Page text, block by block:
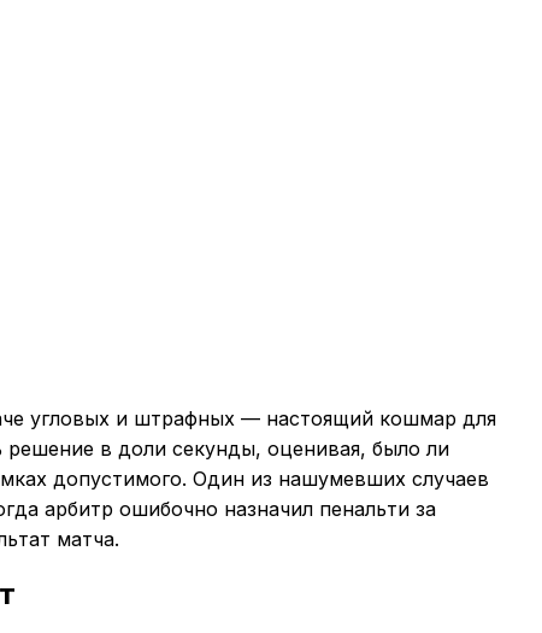
угловых и штрафных — настоящий кошмар для
в доли секунды, оценивая, было ли
допустимого. Один из нашумевших случаев
арбитр ошибочно назначил пенальти за
матча.